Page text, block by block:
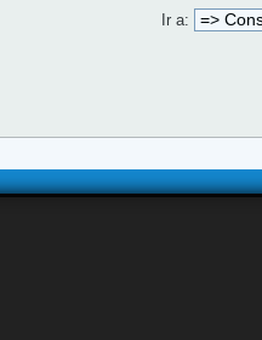
Ir a: